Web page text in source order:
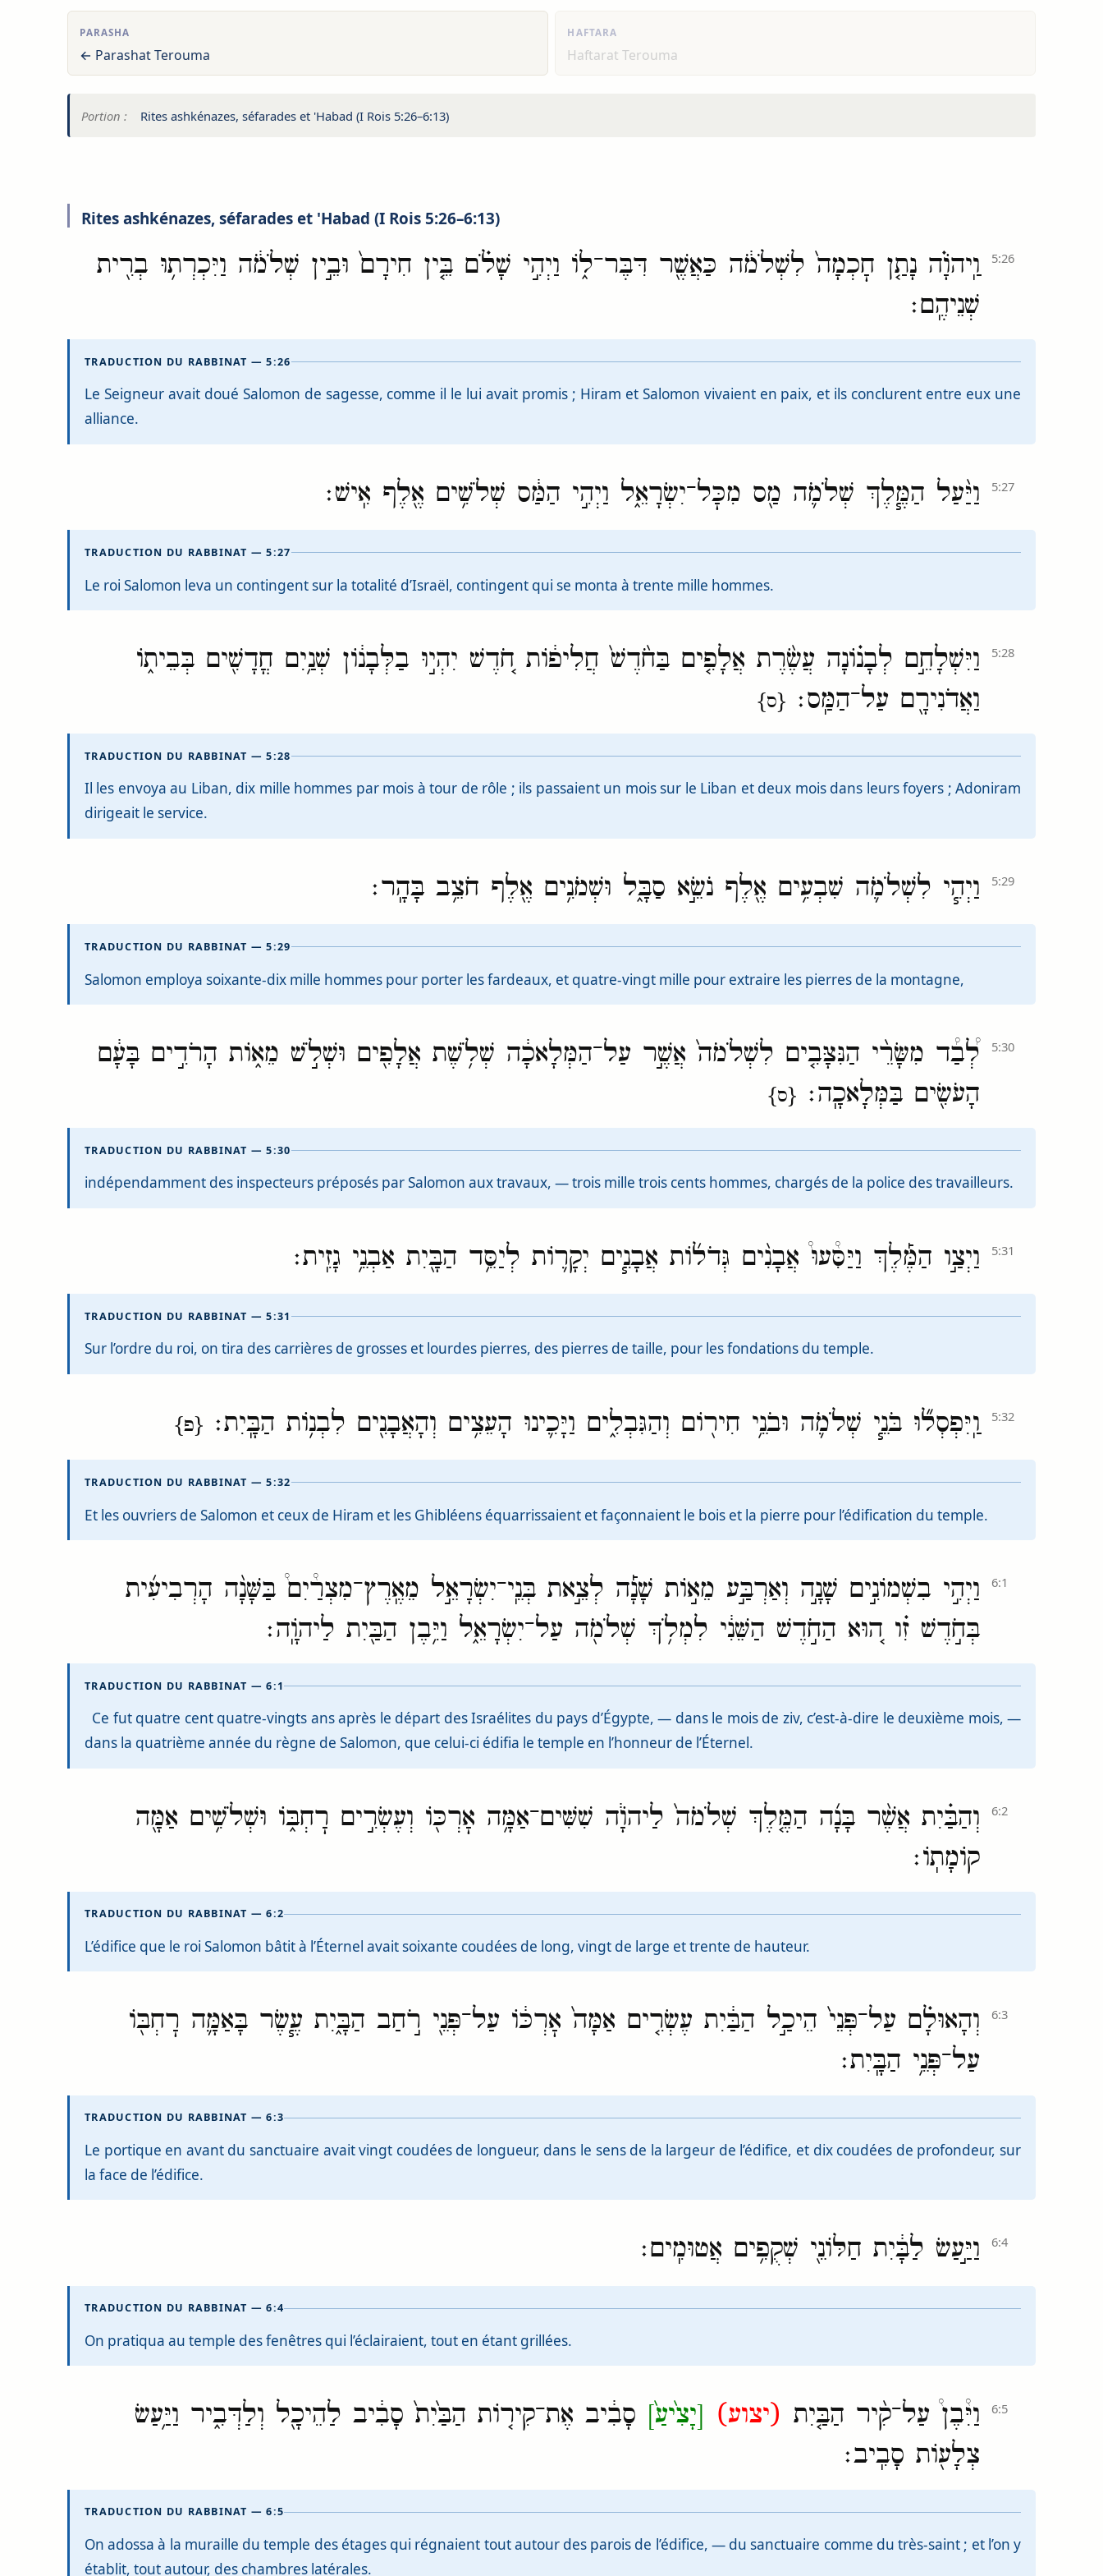
PARASHA
← Parashat Terouma
HAFTARA
Haftarat Terouma
Portion : Rites ashkénazes, séfarades et 'Habad (I Rois 5:26–6:13)
Rites ashkénazes, séfarades et 'Habad (I Rois 5:26–6:13)
וַֽיהֹוָ֗ה נָתַ֤ן חׇכְמָה֙ לִשְׁלֹמֹ֔ה כַּאֲשֶׁ֖ר דִּבֶּר־ל֑וֹ וַיְהִ֣י שָׁלֹ֗ם בֵּ֤ין חִירָם֙ וּבֵ֣ין שְׁלֹמֹ֔ה וַיִּכְרְת֥וּ בְרִ֖ית
שְׁנֵיהֶֽם׃
5:26
TRADUCTION DU RABBINAT — 5:26
Le Seigneur avait doué Salomon de sagesse, comme il le lui avait promis ; Hiram et Salomon vivaient en paix, et ils conclurent entre eux une
alliance.
וַיַּ֨עַל הַמֶּ֧לֶךְ שְׁלֹמֹ֛ה מַ֖ס מִכׇּל־יִשְׂרָאֵ֑ל וַיְהִ֣י הַמַּ֔ס שְׁלֹשִׁ֥ים אֶ֖לֶף אִֽישׁ׃ 5:27
TRADUCTION DU RABBINAT — 5:27
Le roi Salomon leva un contingent sur la totalité d’Israël, contingent qui se monta à trente mille hommes.
וַיִּשְׁלָחֵ֣ם לְבָנ֗וֹנָה עֲשֶׂ֨רֶת אֲלָפִ֤ים בַּחֹ֙דֶשׁ֙ חֲלִיפ֔וֹת חֹ֚דֶשׁ יִהְי֣וּ בַלְּבָנ֔וֹן שְׁנַ֥יִם חֳדָשִׁ֖ים בְּבֵית֑וֹ
וַאֲדֹנִירָ֖ם עַל־הַמַּֽס׃ {ס}
5:28
TRADUCTION DU RABBINAT — 5:28
Il les envoya au Liban, dix mille hommes par mois à tour de rôle ; ils passaient un mois sur le Liban et deux mois dans leurs foyers ; Adoniram
dirigeait le service.
וַיְהִ֧י לִשְׁלֹמֹ֛ה שִׁבְעִ֥ים אֶ֖לֶף נֹשֵׂ֣א סַבָּ֑ל וּשְׁמֹנִ֥ים אֶ֖לֶף חֹצֵ֥ב בָּהָֽר׃ 5:29
TRADUCTION DU RABBINAT — 5:29
Salomon employa soixante-dix mille hommes pour porter les fardeaux, et quatre-vingt mille pour extraire les pierres de la montagne,
לְ֠בַ֠ד מִשָּׂרֵ֨י הַנִּצָּבִ֤ים לִשְׁלֹמֹה֙ אֲשֶׁ֣ר עַל־הַמְּלָאכָ֔ה שְׁלֹ֥שֶׁת אֲלָפִ֖ים וּשְׁלֹ֣שׁ מֵא֑וֹת הָרֹדִ֣ים בָּעָ֔ם
הָעֹשִׂ֖ים בַּמְּלָאכָֽה׃ {ס}
5:30
TRADUCTION DU RABBINAT — 5:30
indépendamment des inspecteurs préposés par Salomon aux travaux, — trois mille trois cents hommes, chargés de la police des travailleurs.
וַיְצַ֣ו הַמֶּ֡לֶךְ וַיַּסִּ֩עוּ֩ אֲבָנִ֨ים גְּדֹל֜וֹת אֲבָנִ֧ים יְקָר֛וֹת לְיַסֵּ֥ד הַבָּ֖יִת אַבְנֵ֥י גָזִֽית׃ 5:31
TRADUCTION DU RABBINAT — 5:31
Sur l’ordre du roi, on tira des carrières de grosses et lourdes pierres, des pierres de taille, pour les fondations du temple.
וַֽיִּפְסְל֞וּ בֹּנֵ֧י שְׁלֹמֹ֛ה וּבֹנֵ֥י חִיר֖וֹם וְהַגִּבְלִ֑ים וַיָּכִ֛ינוּ הָעֵצִ֥ים וְהָאֲבָנִ֖ים לִבְנ֥וֹת הַבָּֽיִת׃ {פ} 5:32
TRADUCTION DU RABBINAT — 5:32
Et les ouvriers de Salomon et ceux de Hiram et les Ghibléens équarrissaient et façonnaient le bois et la pierre pour l’édification du temple.
וַיְהִ֣י בִשְׁמוֹנִ֣ים שָׁנָ֣ה וְאַרְבַּ֣ע מֵא֣וֹת שָׁנָ֡ה לְצֵ֣את בְּנֵֽי־יִשְׂרָאֵ֣ל מֵאֶֽרֶץ־מִצְרַ֩יִם֩ בַּשָּׁנָ֨ה הָרְבִיעִ֜ית
בְּחֹ֣דֶשׁ זִ֗ו ה֚וּא הַחֹ֣דֶשׁ הַשֵּׁנִ֔י לִמְלֹ֥ךְ שְׁלֹמֹ֖ה עַל־יִשְׂרָאֵ֑ל וַיִּ֥בֶן הַבַּ֖יִת לַיהֹוָֽה׃
6:1
TRADUCTION DU RABBINAT — 6:1
Ce fut quatre cent quatre-vingts ans après le départ des Israélites du pays d’Égypte, — dans le mois de ziv, c’est-à-dire le deuxième mois, —
dans la quatrième année du règne de Salomon, que celui-ci édifia le temple en l’honneur de l’Éternel.
וְהַבַּ֗יִת אֲשֶׁ֨ר בָּנָ֜ה הַמֶּ֤לֶךְ שְׁלֹמֹה֙ לַיהֹוָ֔ה שִׁשִּׁים־אַמָּ֥ה אׇרְכּ֖וֹ וְעֶשְׂרִ֣ים רׇחְבּ֑וֹ וּשְׁלֹשִׁ֥ים אַמָּ֖ה
קוֹמָתֽוֹ׃
6:2
TRADUCTION DU RABBINAT — 6:2
L’édifice que le roi Salomon bâtit à l’Éternel avait soixante coudées de long, vingt de large et trente de hauteur.
וְהָאוּלָ֗ם עַל־פְּנֵי֙ הֵיכַ֣ל הַבַּ֔יִת עֶשְׂרִ֤ים אַמָּה֙ אׇרְכּ֔וֹ עַל־פְּנֵ֖י רֹ֣חַב הַבָּ֑יִת עֶ֧שֶׂר בָּאַמָּ֛ה רׇחְבּ֖וֹ
עַל־פְּנֵ֥י הַבָּֽיִת׃
6:3
TRADUCTION DU RABBINAT — 6:3
Le portique en avant du sanctuaire avait vingt coudées de longueur, dans le sens de la largeur de l’édifice, et dix coudées de profondeur, sur
la face de l’édifice.
וַיַּ֣עַשׂ לַבָּ֔יִת חַלּוֹנֵ֖י שְׁקֻפִ֥ים אֲטוּמִֽים׃ 6:4
TRADUCTION DU RABBINAT — 6:4
On pratiqua au temple des fenêtres qui l’éclairaient, tout en étant grillées.
וַיִּ֩בֶן֩ עַל־קִ֨יר הַבַּ֤יִת (יצוע) [יָצִ֙יעַ֙] סָבִ֔יב אֶת־קִיר֤וֹת הַבַּ֙יִת֙ סָבִ֔יב לַהֵיכָ֖ל וְלַדְּבִ֑יר וַיַּ֥עַשׂ
צְלָע֖וֹת סָבִֽיב׃
6:5
TRADUCTION DU RABBINAT — 6:5
On adossa à la muraille du temple des étages qui régnaient tout autour des parois de l’édifice, — du sanctuaire comme du très-saint ; et l’on y
établit, tout autour, des chambres latérales.